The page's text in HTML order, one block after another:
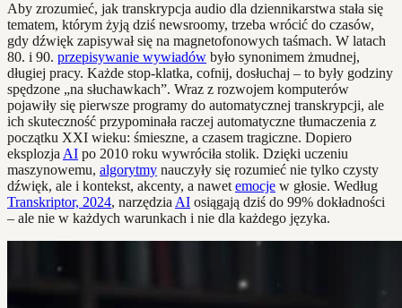
Aby zrozumieć, jak transkrypcja audio dla dziennikarstwa stała się
tematem, którym żyją dziś newsroomy, trzeba wrócić do czasów,
gdy dźwięk zapisywał się na magnetofonowych taśmach. W latach
80. i 90. przepisywanie wywiadów było synonimem żmudnej,
długiej pracy. Każde stop-klatka, cofnij, dosłuchaj – to były godziny
spędzone „na słuchawkach”. Wraz z rozwojem komputerów
pojawiły się pierwsze programy do automatycznej transkrypcji, ale
ich skuteczność przypominała raczej automatyczne tłumaczenia z
początku XXI wieku: śmieszne, a czasem tragiczne. Dopiero
eksplozja AI po 2010 roku wywróciła stolik. Dzięki uczeniu
maszynowemu, algorytmy nauczyły się rozumieć nie tylko czysty
dźwięk, ale i kontekst, akcenty, a nawet emocje w głosie. Według
Transkriptor, 2024, narzędzia AI osiągają dziś do 99% dokładności
– ale nie w każdych warunkach i nie dla każdego języka.